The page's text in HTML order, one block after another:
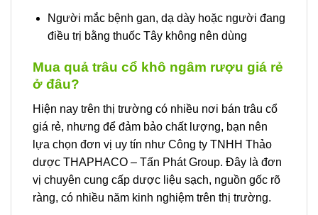
Người mắc bệnh gan, dạ dày hoặc người đang
điều trị bằng thuốc Tây không nên dùng
Mua quả trâu cổ khô ngâm rượu giá rẻ
ở đâu?
Hiện nay trên thị trường có nhiều nơi bán trâu cổ
giá rẻ, nhưng để đảm bảo chất lượng, bạn nên
lựa chọn đơn vị uy tín như Công ty TNHH Thảo
dược THAPHACO – Tấn Phát Group. Đây là đơn
vị chuyên cung cấp dược liệu sạch, nguồn gốc rõ
ràng, có nhiều năm kinh nghiệm trên thị trường.